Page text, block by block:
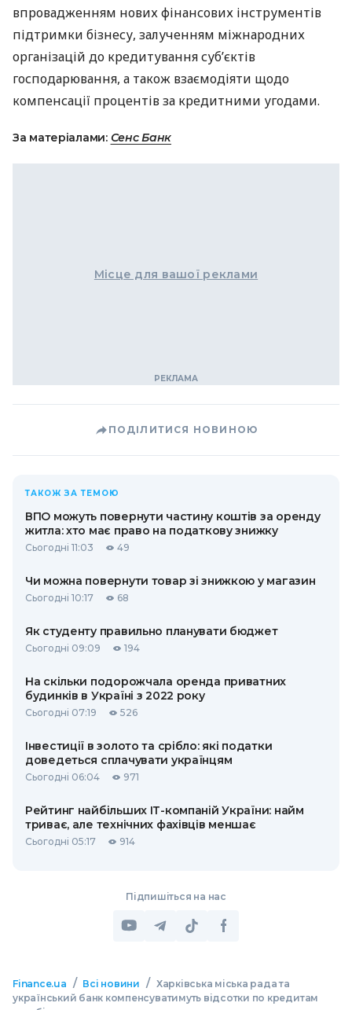
впровадженням нових фінансових інструментів
підтримки бізнесу, залученням міжнародних
організацій до кредитування суб’єктів
господарювання, а також взаємодіяти щодо
компенсації процентів за кредитними угодами.
За матеріалами: Сенс Банк
Місце для вашої реклами
ПОДІЛИТИСЯ НОВИНОЮ
ТАКОЖ ЗА ТЕМОЮ
ВПО можуть повернути частину коштів за оренду
житла: хто має право на податкову знижку
Сьогодні 11:03 49
Чи можна повернути товар зі знижкою у магазин
Сьогодні 10:17 68
Як студенту правильно планувати бюджет
Сьогодні 09:09 194
На скільки подорожчала оренда приватних
будинків в Україні з 2022 року
Сьогодні 07:19 526
Інвестиції в золото та срібло: які податки
доведеться сплачувати українцям
Сьогодні 06:04 971
Рейтинг найбільших ІТ-компаній України: найм
триває, але технічних фахівців меншає
Сьогодні 05:17 914
Підпишіться на нас
Finance.ua / Всі новини / Харківська міська рада та
український банк компенсуватимуть відсотки по кредитам